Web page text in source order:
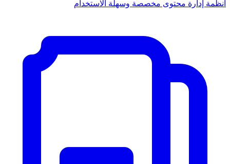
أنظمة إدارة محتوى مخصصة وسهلة الاستخدام